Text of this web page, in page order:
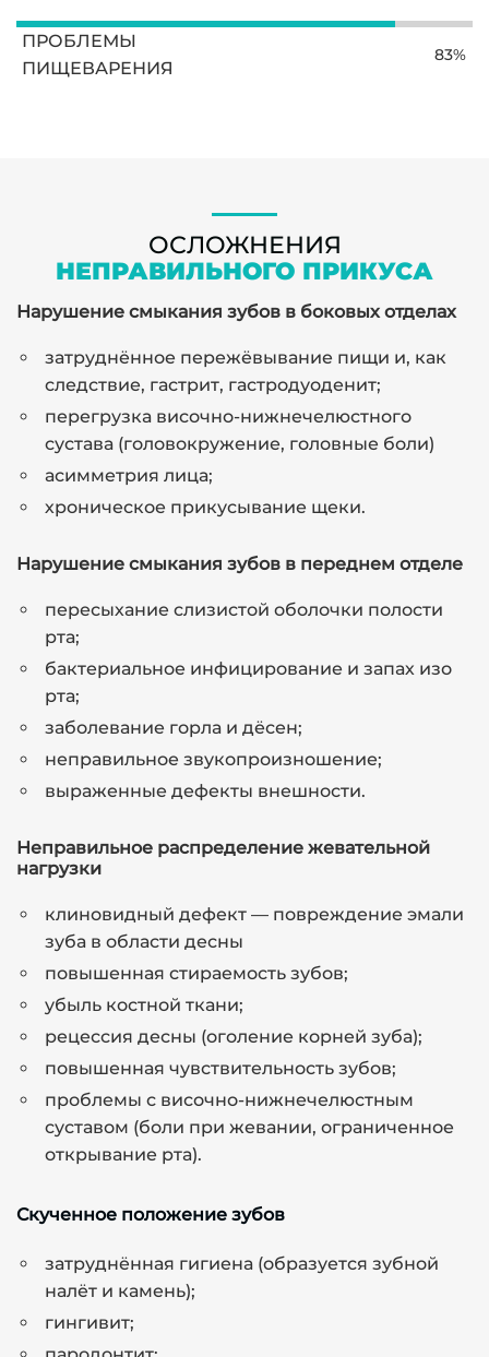
ПРОБЛЕМЫ
ПИЩЕВАРЕНИЯ
83%
ОСЛОЖНЕНИЯ
НЕПРАВИЛЬНОГО ПРИКУСА
Нарушение смыкания зубов в боковых отделах
затруднённое пережёвывание пищи и, как
следствие, гастрит, гастродуоденит;
перегрузка височно-нижнечелюстного
сустава (головокружение, головные боли)
асимметрия лица;
хроническое прикусывание щеки.
Нарушение смыкания зубов в переднем отделе
пересыхание слизистой оболочки полости
рта;
бактериальное инфицирование и запах изо
рта;
заболевание горла и дёсен;
неправильное звукопроизношение;
выраженные дефекты внешности.
Неправильное распределение жевательной
нагрузки
клиновидный дефект — повреждение эмали
зуба в области десны
повышенная стираемость зубов;
убыль костной ткани;
рецессия десны (оголение корней зуба);
повышенная чувствительность зубов;
проблемы с височно-нижнечелюстным
суставом (боли при жевании, ограниченное
открывание рта).
Скученное положение зубов
затруднённая гигиена (образуется зубной
налёт и камень);
гингивит;